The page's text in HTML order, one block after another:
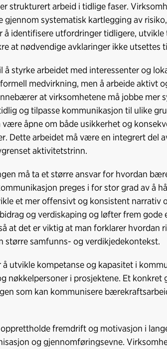
strukturert arbeid i tidlige faser.
gjennom systematisk kartlegging av
identifisere utfordringer tidligere,
at nødvendige avklaringer ikke utsettes
styrke arbeidet med interessenter og
medvirkning, men å arbeide aktivt
at virksomhetene må jobbe mer
og tilpasse kommunikasjon til ulike
åpne om både usikkerhet og
Dette arbeidet må være en integrert del
aktivitetstrinn.
må ta et større ansvar for hvordan
preges i for stor grad av å
et mer offensivt og konsistent narrativ
og verdiskaping og løfter frem gode
at det er viktig at man forklarer hvordan
større samfunns- og verdikjedekontekst.
utvikle kompetanse og kapasitet i
nøkkelpersoner i prosjektene. Et konkret
som kan kommunisere
fremdrift og motivasjon i
og gjennomføringsevne.